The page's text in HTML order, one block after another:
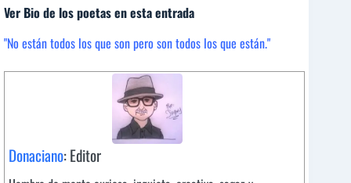
Ver Bio de los poetas en esta entrada
"No están todos los que son pero son todos los que están."
Donaciano: Editor